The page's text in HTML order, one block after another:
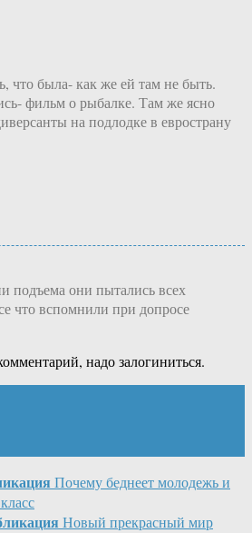
что была- как же ей там не быть.
фильм о рыбалке. Там же ясно
на подлодке в евространу
подъема они пытались всех
что вспомнили при допросе
надо залогиниться.
Почему беднеет молодежь и
Новый прекрасный мир